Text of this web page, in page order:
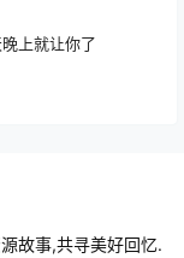
上就让你了
故事,共寻美好回忆.